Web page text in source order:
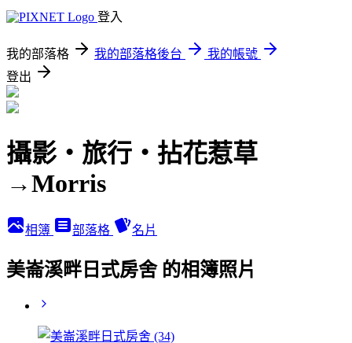
登入
我的部落格 我的部落格後台
我的帳號
登出
攝影‧旅行‧拈花惹草
→Morris
相簿 部落格 名片
美崙溪畔日式房舍 的相簿照片